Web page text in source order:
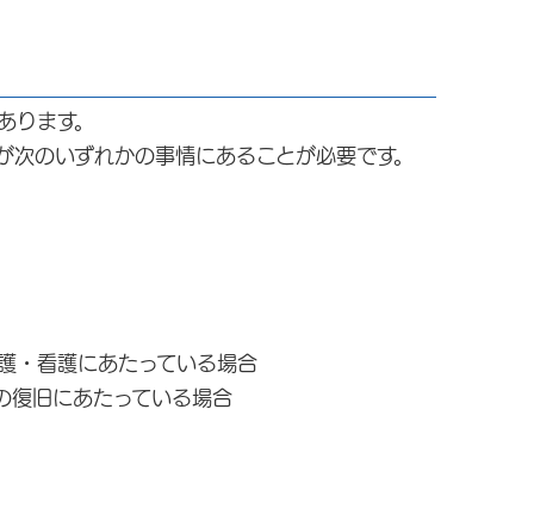
ます。
のいずれかの事情にあることが必要です。
看護にあたっている場合
旧にあたっている場合